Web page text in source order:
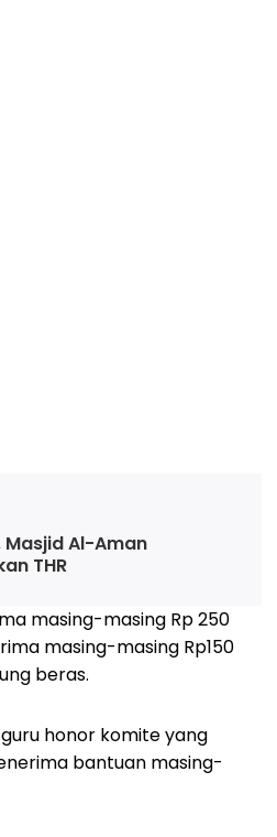
Masjid Al-Aman
THR
masing-masing Rp 250
masing-masing Rp150
beras.
guru honor komite yang
bantuan masing-